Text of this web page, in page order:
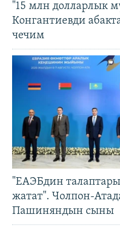
"15 млн долларлык
Конгантиевди
чечим
"ЕАЭБдин талаптары
жатат". Чолпон-
Пашиняндын сыны